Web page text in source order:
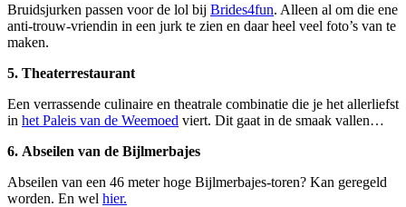
Bruidsjurken passen voor de lol bij Brides4fun. Alleen al om die ene
anti-trouw-vriendin in een jurk te zien en daar heel veel foto’s van te
maken.
5. Theaterrestaurant
Een verrassende culinaire en theatrale combinatie die je het allerliefst
in het Paleis van de Weemoed viert. Dit gaat in de smaak vallen…
6. Abseilen van de Bijlmerbajes
Abseilen van een 46 meter hoge Bijlmerbajes-toren? Kan geregeld
worden. En wel hier.